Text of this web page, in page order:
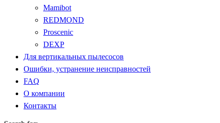
Mamibot
REDMOND
Proscenic
DEXP
Для вертикальных пылесосов
Ошибки, устранение неисправностей
FAQ
О компании
Контакты